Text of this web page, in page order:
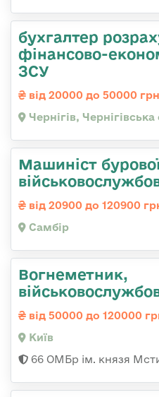
бухгалтер
фінансово-
ЗСУ
від 20000 до 50000 грн
Чернігів,
Машиніст
від 20900 до 120900
Самбір
Вогнеметник,
від 50000 до 120000
Київ
66 ОМБр ім. князя